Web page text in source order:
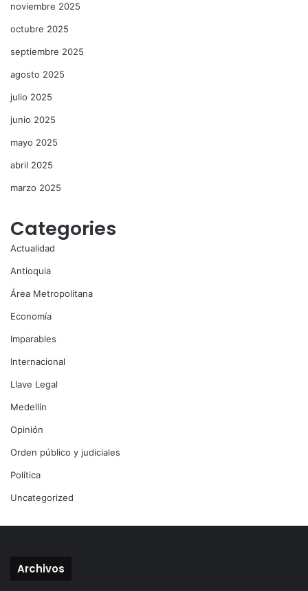
noviembre 2025
octubre 2025
septiembre 2025
agosto 2025
julio 2025
junio 2025
mayo 2025
abril 2025
marzo 2025
Categories
Actualidad
Antioquia
Área Metropolitana
Economía
Imparables
Internacional
Llave Legal
Medellín
Opinión
Orden público y judiciales
Política
Uncategorized
Archivos